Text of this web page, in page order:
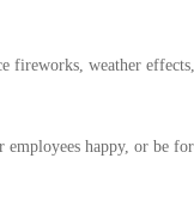
fireworks, weather
employees happy, or be